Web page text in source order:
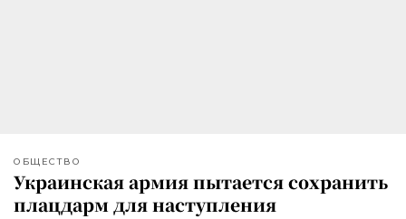
ОБЩЕСТВО
Украинская армия пытается сохранить
плацдарм для наступления